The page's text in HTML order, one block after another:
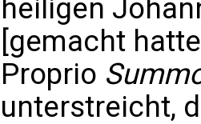
heiligen
[gemacht
Proprio
unterstreicht,